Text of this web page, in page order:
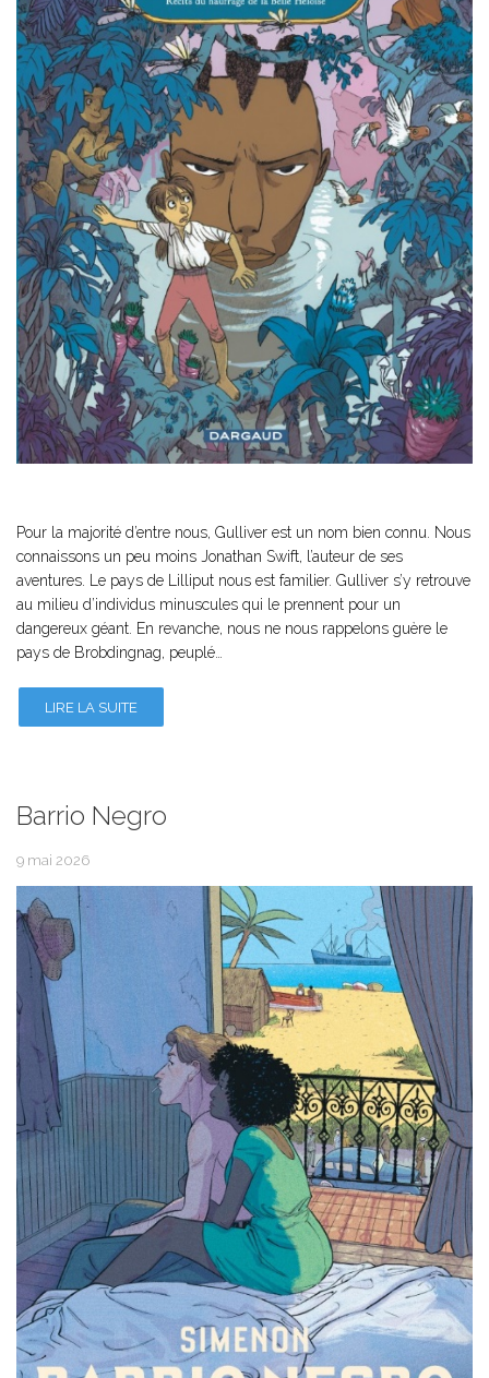
Pour la majorité d’entre nous, Gulliver est un nom bien connu. Nous
connaissons un peu moins Jonathan Swift, l’auteur de ses
aventures. Le pays de Lilliput nous est familier. Gulliver s’y retrouve
au milieu d’individus minuscules qui le prennent pour un
dangereux géant. En revanche, nous ne nous rappelons guère le
pays de Brobdingnag, peuplé…
LIRE LA SUITE
Barrio Negro
9 mai 2026